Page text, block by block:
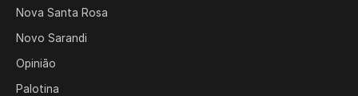
Nova Santa Rosa
Novo Sarandi
Opinião
Palotina